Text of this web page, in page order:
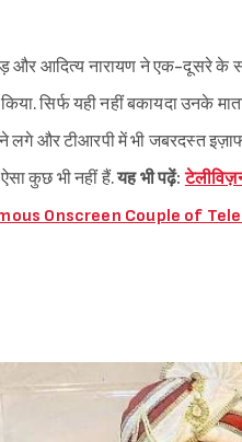
आदित्य नारायण ने एक-दूसरे के
सिर्फ यही नहीं बकायदा उनके
लगे और टीआरपी में भी जबरदस्त
कुछ भी नहीं हैं.यह भी पढ़ें:
Onscreen Couple of